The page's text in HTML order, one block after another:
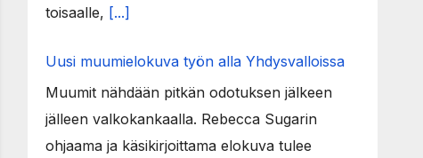
toisaalle, [...]
Uusi muumielokuva työn alla Yhdysvalloissa
Muumit nähdään pitkän odotuksen jälkeen
jälleen valkokankaalla. Rebecca Sugarin
ohjaama ja käsikirjoittama elokuva tulee